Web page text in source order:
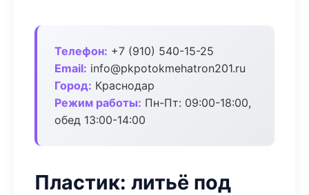
Телефон: +7 (910) 540-15-25
Email: info@pkpotokmehatron201.ru
Город: Краснодар
Режим работы: Пн-Пт: 09:00-18:00,
обед 13:00-14:00
Пластик: литьё под